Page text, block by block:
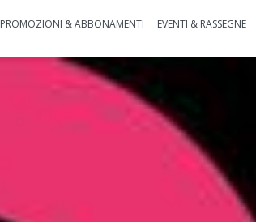
PROMOZIONI & ABBONAMENTI EVENTI & RASSEGNE